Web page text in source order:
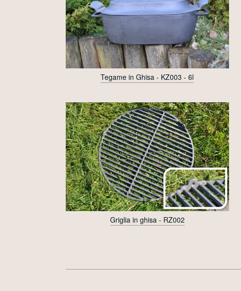
Tegame in Ghisa - KZ003 - 6l
Griglia in ghisa - RZ002